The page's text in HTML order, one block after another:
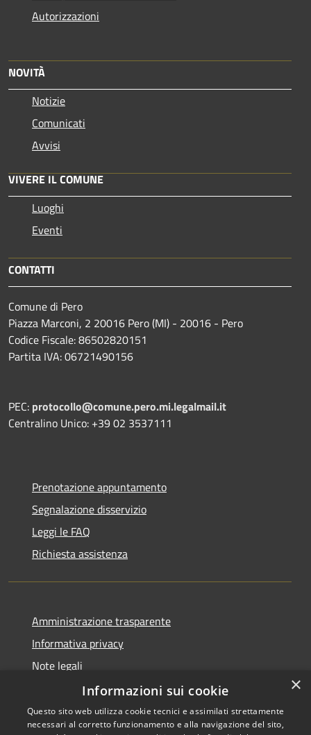
Autorizzazioni
NOVITÀ
Notizie
Comunicati
Avvisi
VIVERE IL COMUNE
Luoghi
Eventi
CONTATTI
Comune di Pero
Piazza Marconi, 2 20016 Pero (MI) - 20016 - Pero
Codice Fiscale: 86502820151
Partita IVA: 06721490156
PEC: protocollo@comune.pero.mi.legalmail.it
Centralino Unico: +39 02 3537111
Prenotazione appuntamento
Segnalazione disservizio
Leggi le FAQ
Richiesta assistenza
Amministrazione trasparente
Informativa privacy
Note legali
Dichiarazione di accessibilità
×
Informazioni sui cookie
Questo sito web utilizza cookie tecnici e assimilati strettamente
necessari al corretto funzionamento e alla navigazione del sito,